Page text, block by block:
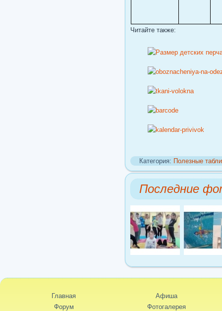
Читайте также:
Категория: Полезные
Последние
Главная
Форум
Афиша
Фотогалерея